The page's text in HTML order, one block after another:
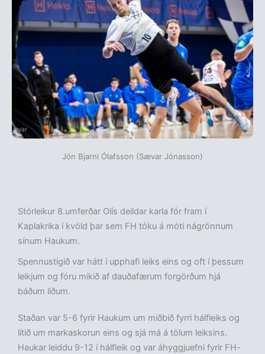
Jón Bjarni Ólafsson (Sævar Jónasson)
Stórleikur 8.umferðar Olís deildar karla fór fram í
Kaplakrika í kvöld þar sem FH tóku á móti nágrönnum
sínum Haukum.
Spennustigið var hátt í upphafi leiks eins og oft í þessum
leikjum og fóru mikið af dauðafærum forgörðum hjá
báðum liðum.
Staðan var 5-6 fyrir Haukum um miðbið fyrri hálfleiks og
lítið um markaskorun eins og sjá má á tölum leiksins.
Haukar leiddu 9-12 í hálfleik og var áhyggjuefni fyrir FH-